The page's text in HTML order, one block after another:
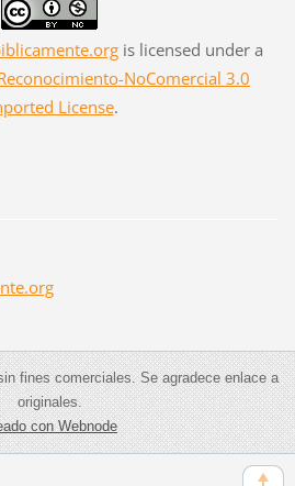
is licensed under a
NoComercial 3.0
License.
.org
fines comerciales. Se agradece enlace a
originales.
con Webnode